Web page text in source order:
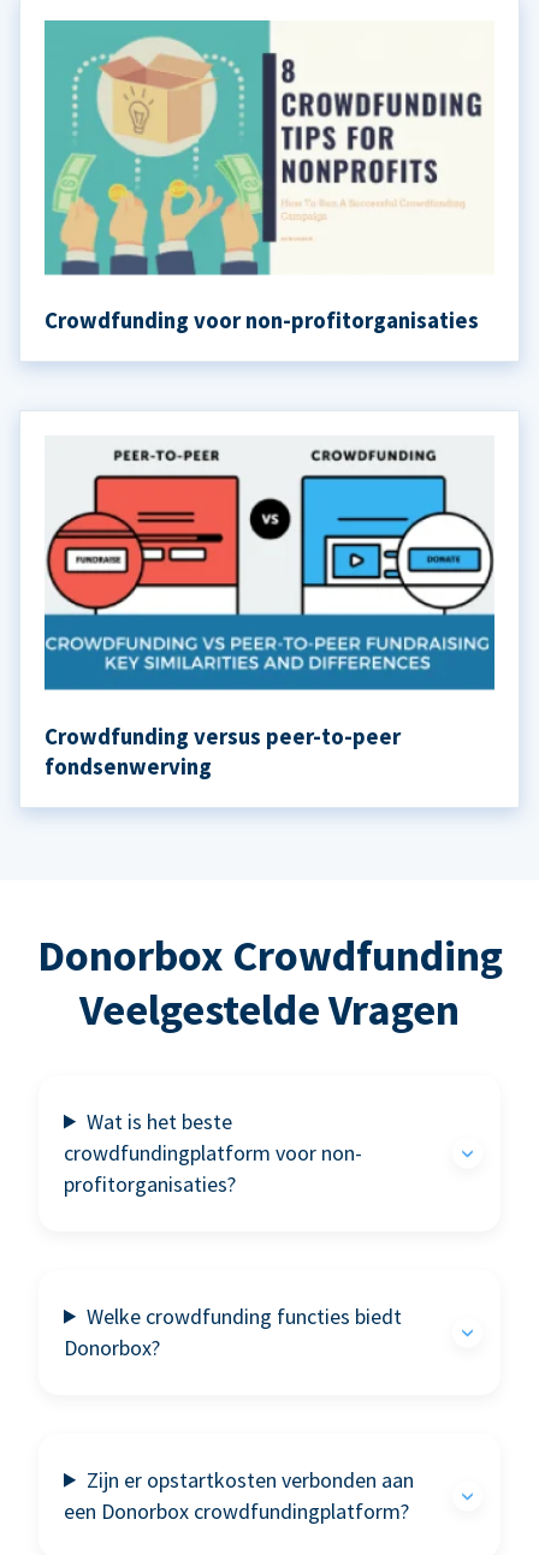
Crowdfunding voor non-profitorganisaties
Crowdfunding versus peer-to-peer
fondsenwerving
Donorbox Crowdfunding
Veelgestelde Vragen
Wat is het beste
crowdfundingplatform voor non-
profitorganisaties?
Welke crowdfunding functies biedt
Donorbox?
Zijn er opstartkosten verbonden aan
een Donorbox crowdfundingplatform?